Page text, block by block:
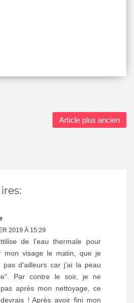
Article plus ancien
2019 À 15:29
de l'eau thermale pour
mon visage le matin, que je
pas d'ailleurs car j'ai la peau
Par contre le soir, je ne
après mon nettoyage, ce
! Après avoir fini mon